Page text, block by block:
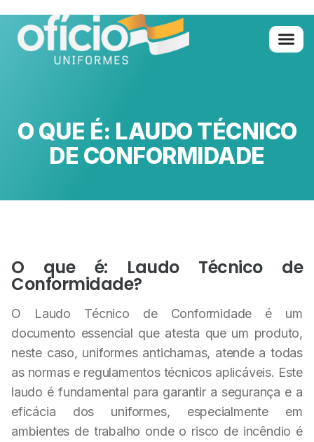
O QUE É: LAUDO TÉCNICO
DE CONFORMIDADE
O que é: Laudo Técnico de
Conformidade?
O Laudo Técnico de Conformidade é um
documento essencial que atesta que um produto,
neste caso, uniformes antichamas, atende a todas
as normas e regulamentos técnicos aplicáveis. Este
laudo é fundamental para garantir a segurança e a
eficácia dos uniformes, especialmente em
ambientes de trabalho onde o risco de incêndio é